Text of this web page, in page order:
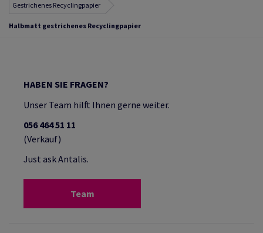
Gestrichenes Recyclingpapier
Halbmatt gestrichenes Recyclingpapier
HABEN SIE FRAGEN?
Unser Team hilft Ihnen gerne weiter.
056 464 51 11
(Verkauf)
Just ask Antalis.
Team